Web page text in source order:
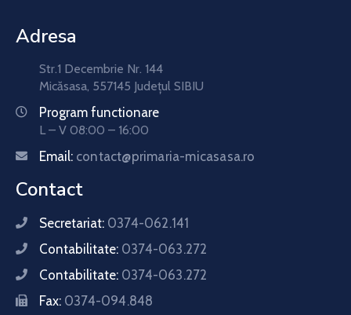
Adresa
Str.1 Decembrie Nr. 144
Micăsasa, 557145 Județul SIBIU
Program functionare
L – V 08:00 – 16:00
Email: contact@primaria-micasasa.ro
Contact
Secretariat: 0374-062.141
Contabilitate: 0374-063.272
Contabilitate: 0374-063.272
Fax: 0374-094.848